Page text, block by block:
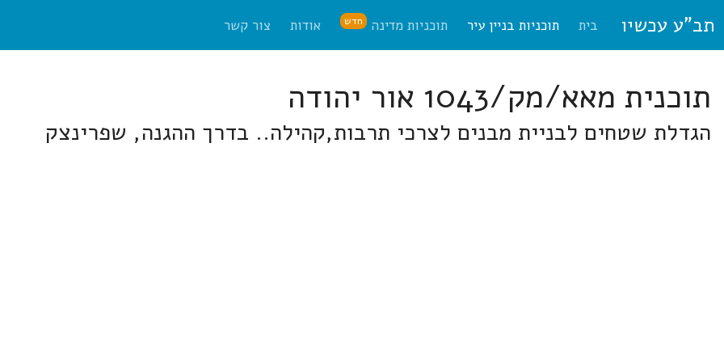
תב"ע עכשיו בית תוכניות בניין עיר תוכניות מדינה חדש אודות צור קשר
תוכנית מאא/מק/1043 אור יהודה
הגדלת שטחים לבניית מבנים לצרכי תרבות,קהילה.. בדרך ההגנה, שפרינצק